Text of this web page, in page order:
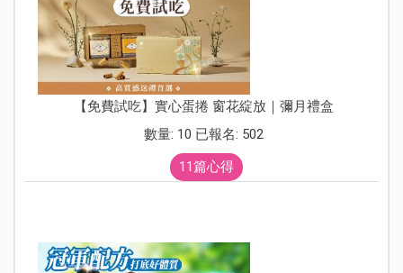
【免費試吃】實心蛋捲 窗花綻放｜彌月禮盒
數量: 10 已報名: 502
11篇心得